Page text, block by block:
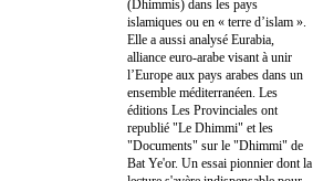
(Dhimmis) dans les pays
islamiques ou en « terre d’islam ».
Elle a aussi analysé Eurabia,
alliance euro-arabe visant à unir
l’Europe aux pays arabes dans un
ensemble méditerranéen. Les
éditions Les Provinciales ont
republié "Le Dhimmi" et les
"Documents" sur le "Dhimmi" de
Bat Ye'or. Un essai pionnier dont la